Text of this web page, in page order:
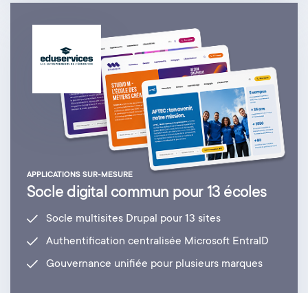
APPLICATIONS SUR-MESURE
Socle digital commun pour 13 écoles
Socle multisites Drupal pour 13 sites
Authentification centralisée Microsoft EntraID
Gouvernance unifiée pour plusieurs marques